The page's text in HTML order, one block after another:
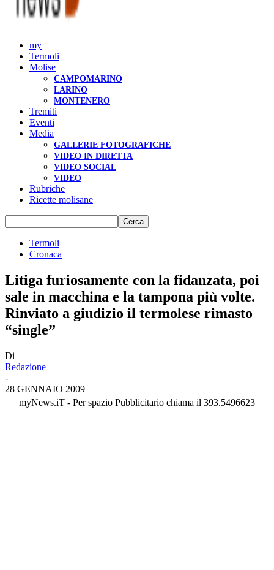
my
Termoli
Molise
CAMPOMARINO
LARINO
MONTENERO
Tremiti
Eventi
Media
GALLERIE FOTOGRAFICHE
VIDEO IN DIRETTA
VIDEO SOCIAL
VIDEO
Rubriche
Ricette molisane
Termoli
Cronaca
Litiga furiosamente con la fidanzata, poi
sale in macchina e la tampona più volte.
Rinviato a giudizio il termolese rimasto
“single”
Di
Redazione
-
28 GENNAIO 2009
myNews.iT - Per spazio Pubblicitario chiama il 393.5496623